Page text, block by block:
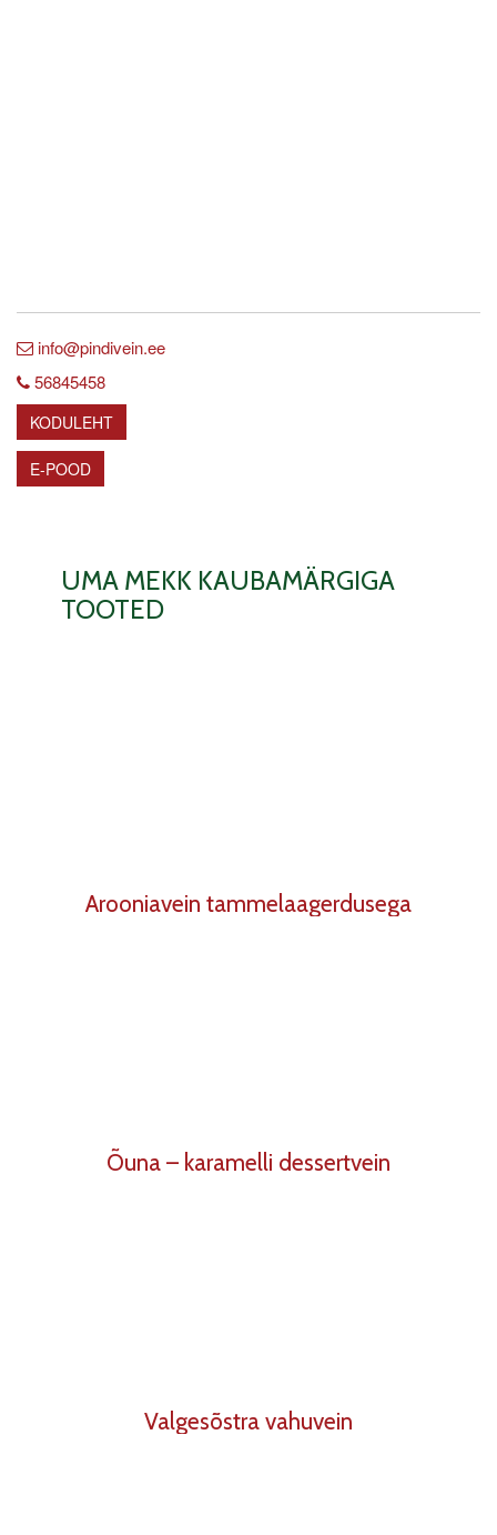
info@pindivein.ee
56845458
KODULEHT
E-POOD
UMA MEKK KAUBAMÄRGIGA
TOOTED
Arooniavein tammelaagerdusega
Õuna – karamelli dessertvein
Valgesõstra vahuvein